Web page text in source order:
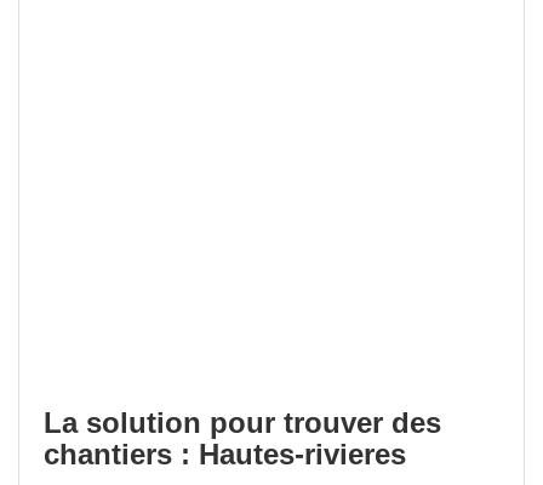
La solution pour trouver des
chantiers : Hautes-rivieres